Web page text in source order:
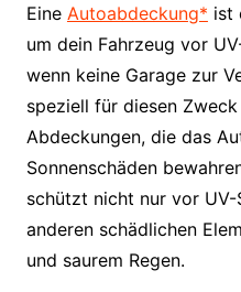
Eine Autoabdeckung* ist
um dein Fahrzeug vor
wenn keine Garage zur
speziell für diesen
Abdeckungen, die das
Sonnenschäden
schützt nicht nur vor
anderen schädlichen
und saurem Regen.